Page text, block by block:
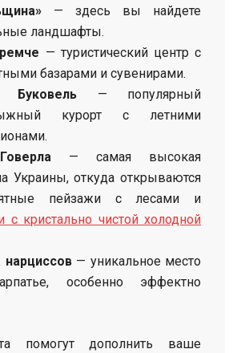
— здесь вы найдете
ландшафты.
— туристический центр с
базарами и сувенирами.
Буковель — популярный
курорт с летними
— самая высокая
Украины, откуда открываются
пейзажи с лесами и
с кристально чистой холодной
нарциссов— уникальное место
особенно эффектно
помогут дополнить ваше